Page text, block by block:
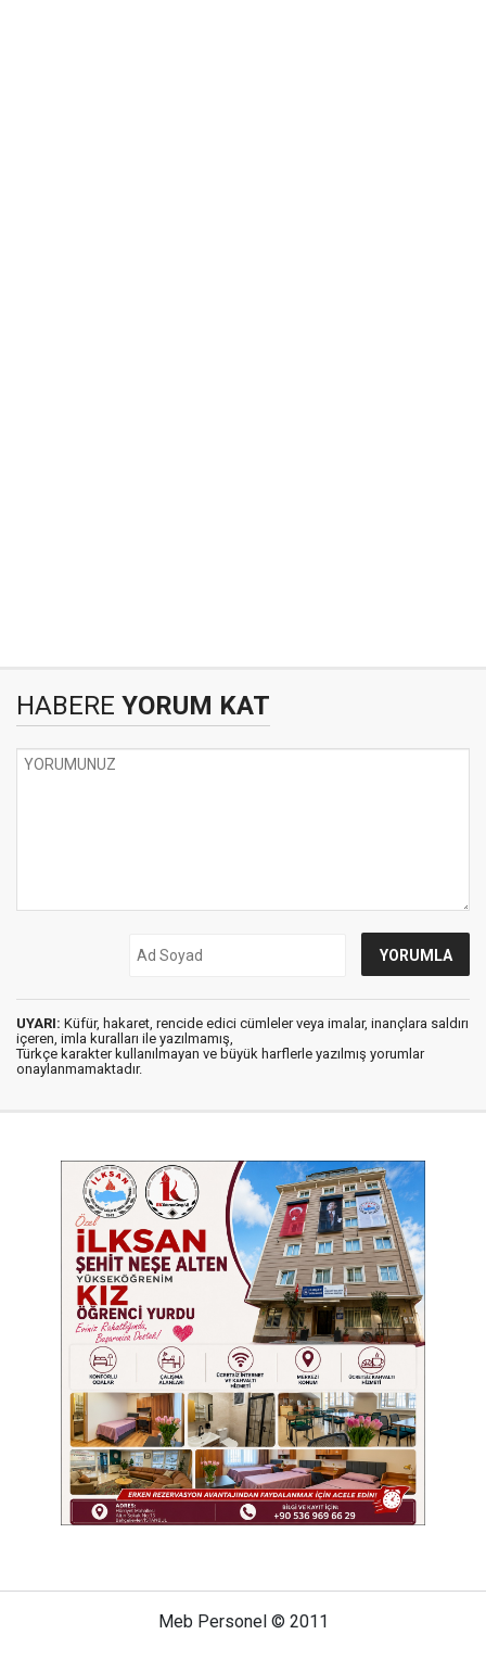
HABERE YORUM KAT
UYARI: Küfür, hakaret, rencide edici cümleler veya imalar, inançlara saldırı
içeren, imla kuralları ile yazılmamış,
Türkçe karakter kullanılmayan ve büyük harflerle yazılmış yorumlar
onaylanmamaktadır.
Meb Personel © 2011